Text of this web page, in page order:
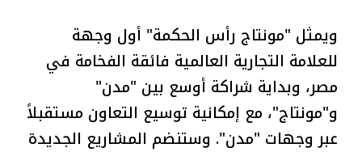
ويمثل "مونتاج رأس الحكمة" أول وجهة
للعلامة التجارية العالمية فائقة الفخامة في
مصر، وبداية شراكة أوسع بين "مدن"
و"مونتاج"، مع إمكانية توسيع التعاون مستقبلاً
عبر وجهات "مدن". وستنضم المشاريع الجديدة